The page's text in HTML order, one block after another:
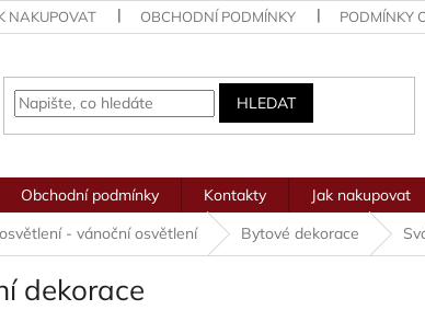
NAKUPOVAT OBCHODNÍ PODMÍNKY PODMÍNKY
HLEDAT
Obchodní podmínky Kontakty Jak nakupovat
- vánoční osvětlení Bytové dekorace
dekorace